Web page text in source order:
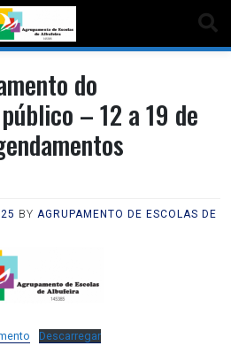
do
– 12 a 19 de
BY AGRUPAMENTO DE ESCOLAS DE
Descarregar